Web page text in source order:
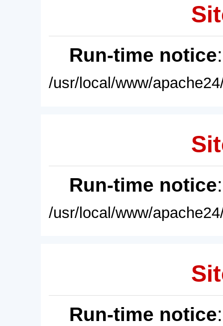
Run-time notice
/usr/local/www/
Run-time notice
/usr/local/www/
Run-time notice